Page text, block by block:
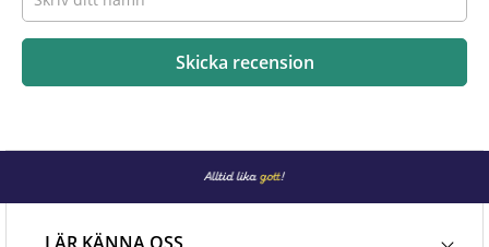
Skicka recension
LÄR KÄNNA OSS